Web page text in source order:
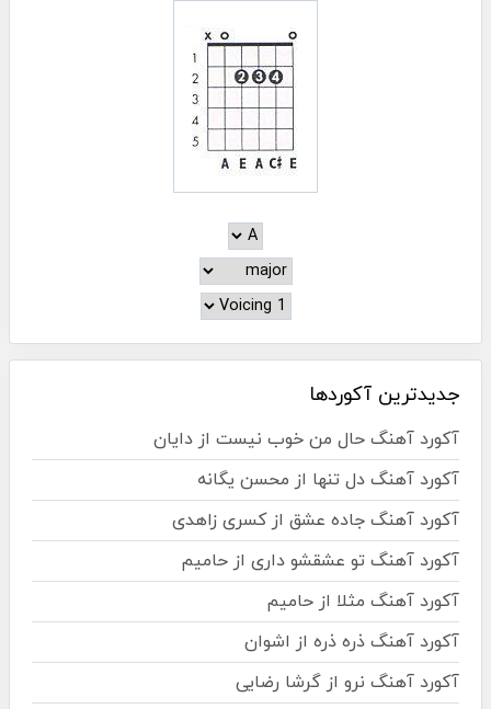
جدیدترین آکوردها
آکورد آهنگ حال من خوب نیست از دایان
آکورد آهنگ دل تنها از محسن یگانه
آکورد آهنگ جاده عشق از کسری زاهدی
آکورد آهنگ تو عشقشو داری از حامیم
آکورد آهنگ مثلا از حامیم
آکورد آهنگ ذره ذره از اشوان
آکورد آهنگ نرو از گرشا رضایی